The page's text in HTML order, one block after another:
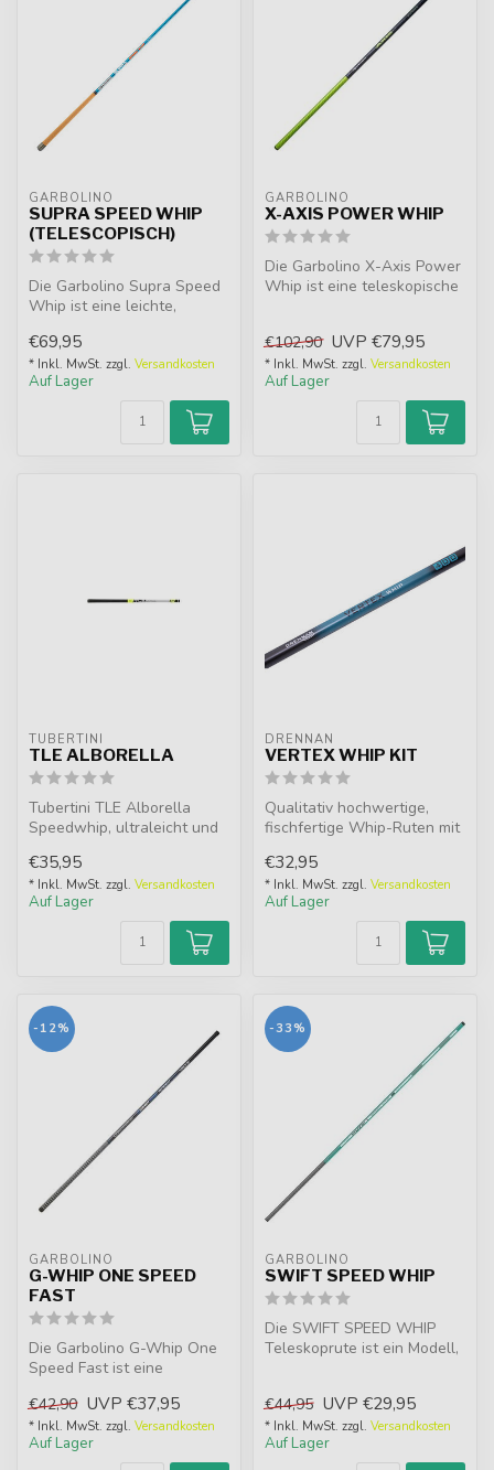
GARBOLINO
SUPRA SPEED WHIP
(TELESCOPISCH)
Die Garbolino Supra Speed
Whip ist eine leichte,
HM/MI...
€69,95
* Inkl. MwSt. zzgl. Versandkosten
Auf Lager
GARBOLINO
X-AXIS POWER WHIP
Die Garbolino X-Axis Power
Whip ist eine teleskopische
€102,90 UVP €79,95
* Inkl. MwSt. zzgl. Versandkosten
Auf Lager
TUBERTINI
TLE ALBORELLA
Tubertini TLE Alborella
Speedwhip, ultraleicht und
Carbonspi...
€35,95
* Inkl. MwSt. zzgl. Versandkosten
Auf Lager
DRENNAN
VERTEX WHIP KIT
Qualitativ hochwertige,
fischfertige Whip-Ruten mit
Si...
€32,95
* Inkl. MwSt. zzgl. Versandkosten
Auf Lager
-12%
GARBOLINO
G-WHIP ONE SPEED
FAST
Die Garbolino G-Whip One
Speed Fast ist eine
aus HM/IM...
€42,90 UVP €37,95
* Inkl. MwSt. zzgl. Versandkosten
Auf Lager
-33%
GARBOLINO
SWIFT SPEED WHIP
Die SWIFT SPEED WHIP
Teleskoprute ist ein Modell,
€44,95 UVP €29,95
* Inkl. MwSt. zzgl. Versandkosten
Auf Lager